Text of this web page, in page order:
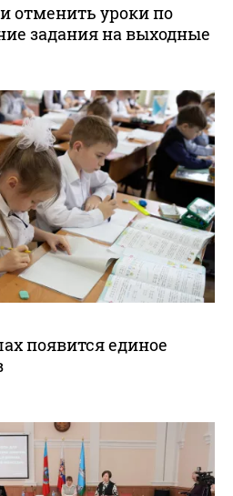
отменить уроки по
задания на выходные
появится единое